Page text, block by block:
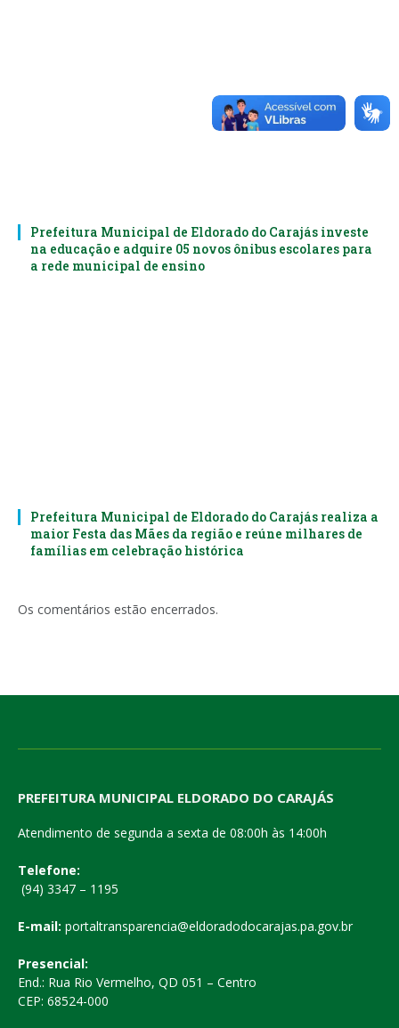
Prefeitura Municipal de Eldorado do Carajás investe
na educação e adquire 05 novos ônibus escolares para
a rede municipal de ensino
Prefeitura Municipal de Eldorado do Carajás realiza a
maior Festa das Mães da região e reúne milhares de
famílias em celebração histórica
Os comentários estão encerrados.
PREFEITURA MUNICIPAL ELDORADO DO CARAJÁS
Atendimento de segunda a sexta de 08:00h às 14:00h
Telefone:
(94) 3347 – 1195
E-mail: portaltransparencia@eldoradodocarajas.pa.gov.br
Presencial:
End.: Rua Rio Vermelho, QD 051 – Centro
CEP: 68524-000